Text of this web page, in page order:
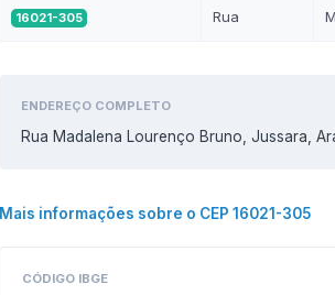
16021-305 Rua
ENDEREÇO COMPLETO
Rua Madalena Lourenço Bruno, Jussara,
Mais informações sobre o CEP 16021-305
CÓDIGO IBGE